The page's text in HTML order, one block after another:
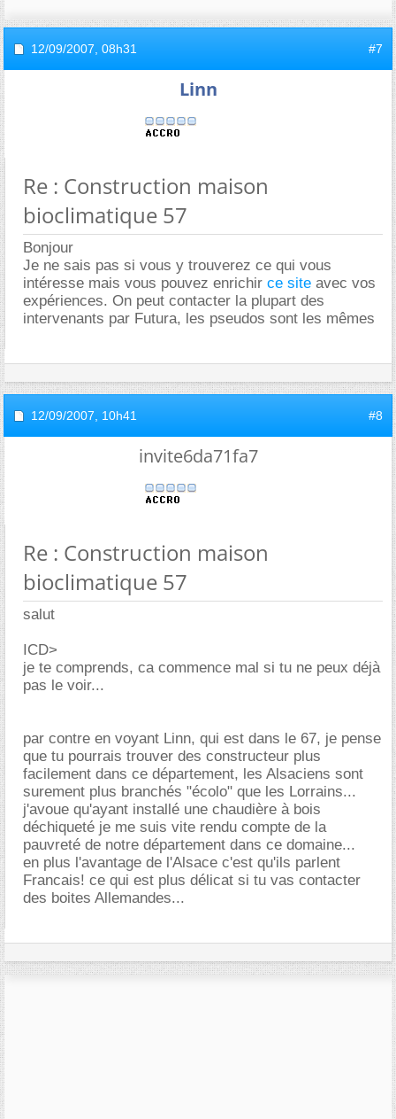
12/09/2007, 08h31 #7
Linn
Re : Construction maison
bioclimatique 57
Bonjour
Je ne sais pas si vous y trouverez ce qui vous
intéresse mais vous pouvez enrichir ce site avec vos
expériences. On peut contacter la plupart des
intervenants par Futura, les pseudos sont les mêmes
12/09/2007, 10h41 #8
invite6da71fa7
Re : Construction maison
bioclimatique 57
salut
ICD>
je te comprends, ca commence mal si tu ne peux déjà
pas le voir...
par contre en voyant Linn, qui est dans le 67, je pense
que tu pourrais trouver des constructeur plus
facilement dans ce département, les Alsaciens sont
surement plus branchés "écolo" que les Lorrains...
j'avoue qu'ayant installé une chaudière à bois
déchiqueté je me suis vite rendu compte de la
pauvreté de notre département dans ce domaine...
en plus l'avantage de l'Alsace c'est qu'ils parlent
Francais! ce qui est plus délicat si tu vas contacter
des boites Allemandes...